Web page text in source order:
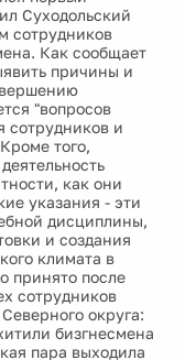
Суходольский
сотрудников
Как сообщает
причины и
"вопросов
сотрудников и
того,
как они
указания - эти
дисциплины,
и создания
климата в
принято после
сотрудников
округа:
бизгнесмена
пара выходила